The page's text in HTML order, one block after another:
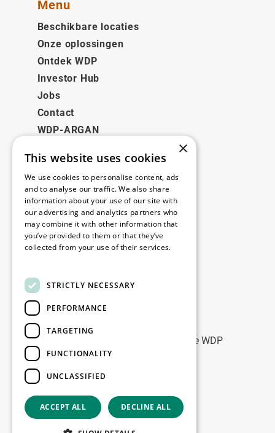
Menu
Beschikbare locaties
Onze oplossingen
Ontdek WDP
Investor Hub
Jobs
Contact
WDP-ARGAN
Juridisch
Disclaimer
Privacybeleid
Cookie Policy
Contact
Blijf op de hoogte
Blijf up-to-date: meld u aan voor onze WDP
Marketing nieuwsbrieven
Copyright © 2026
×
This website uses cookies
We use cookies to personalise content, ads
and to analyse our traffic. We also share
information about your use of our site with
our advertising and analytics partners who
may combine it with other information that
you’ve provided to them or that they’ve
collected from your use of their services.
STRICTLY NECESSARY
PERFORMANCE
TARGETING
FUNCTIONALITY
UNCLASSIFIED
ACCEPT ALL DECLINE ALL